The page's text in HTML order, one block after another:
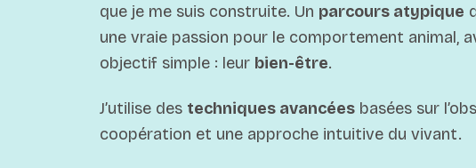
que je me suis construite. Un parcours atypique
une vraie passion pour le comportement animal,
objectif simple : leur bien-être.
J’utilise des techniques avancées basées sur
coopération et une approche intuitive du vivant.